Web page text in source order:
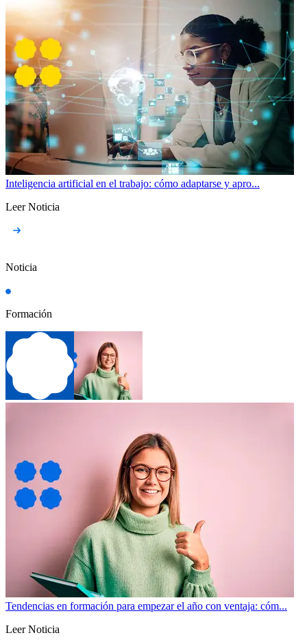
Inteligencia artificial en el trabajo: cómo adaptarse y apro...
Leer Noticia
Noticia
Formación
Tendencias en formación para empezar el año con ventaja: cóm...
Leer Noticia